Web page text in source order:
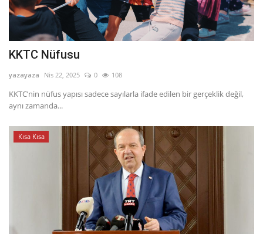
KKTC Nüfusu
yazayaza Nis 22, 2025 0 108
KKTC’nin nüfus yapısı sadece sayılarla ifade edilen bir gerçeklik değil,
aynı zamanda...
Kısa Kısa